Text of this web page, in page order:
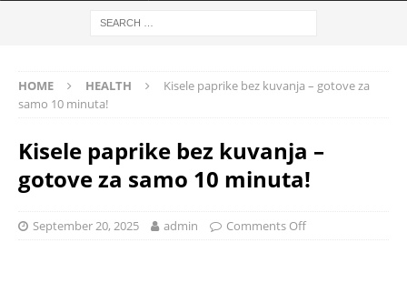
HOME HEALTH
Kisele paprike bez kuvanja – gotove za
samo 10 minuta!
Kisele paprike bez kuvanja –
gotove za samo 10 minuta!
September 20, 2025 admin Comments Off